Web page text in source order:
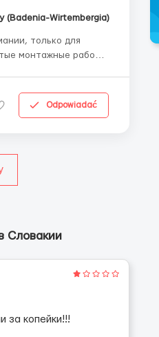
(Badenia-Wirtembergia)
только для
Odpowiadać
Словакии
за копейки!!!